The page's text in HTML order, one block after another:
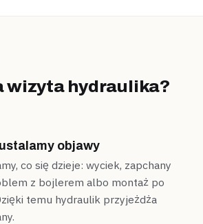
wężyk pod zlewem i
wężyk i dokręciliśmy
w 30 minut
wizyta hydraulika?
objawy
co się dzieje: wyciek, zapchany
z bojlerem albo montaż po
temu hydraulik przyjeżdża